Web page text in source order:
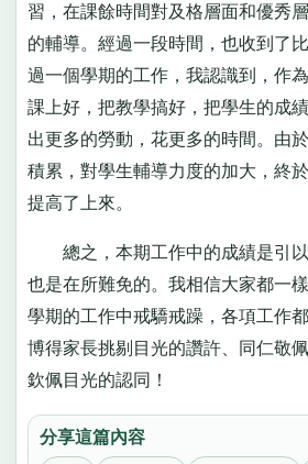
習，在課餘時間對及格層面和優秀
的輔導。經過一段時間，也收到了
過一個學期的工作，我認識到，作
課上好，把教學搞好，把學生的成
出更多的勞動，花更多的時間。由
積累，對學生輔導力度的加大，終
提高了上來。
總之，本期工作中的成績是引以
也是在所難免的。我相信大家都一
學期的工作中戒驕戒躁，各項工作
博得家長挑剔目光的讚許、同仁敬
欽佩目光的認同！
分享這篇內容